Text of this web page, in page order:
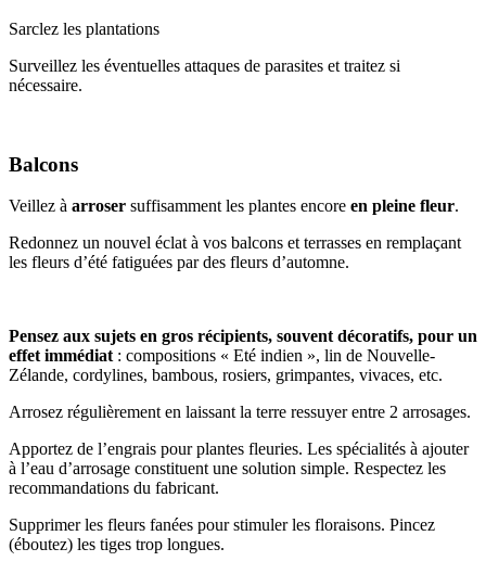
Sarclez les plantations
Surveillez les éventuelles attaques de parasites et traitez si
nécessaire.
Balcons
Veillez à arroser suffisamment les plantes encore en pleine fleur.
Redonnez un nouvel éclat à vos balcons et terrasses en remplaçant
les fleurs d’été fatiguées par des fleurs d’automne.
Pensez aux sujets en gros récipients, souvent décoratifs, pour un
effet immédiat : compositions « Eté indien », lin de Nouvelle-
Zélande, cordylines, bambous, rosiers, grimpantes, vivaces, etc.
Arrosez régulièrement en laissant la terre ressuyer entre 2 arrosages.
Apportez de l’engrais pour plantes fleuries. Les spécialités à ajouter
à l’eau d’arrosage constituent une solution simple. Respectez les
recommandations du fabricant.
Supprimer les fleurs fanées pour stimuler les floraisons. Pincez
(éboutez) les tiges trop longues.